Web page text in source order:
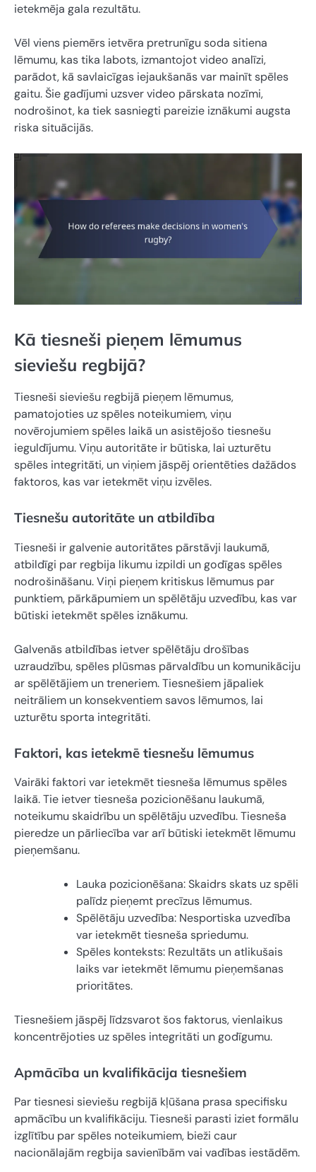
ietekmēja gala rezultātu.
Vēl viens piemērs ietvēra pretrunīgu soda sitiena
lēmumu, kas tika labots, izmantojot video analīzi,
parādot, kā savlaicīgas iejaukšanās var mainīt spēles
gaitu. Šie gadījumi uzsver video pārskata nozīmi,
nodrošinot, ka tiek sasniegti pareizie iznākumi augsta
riska situācijās.
Kā tiesneši pieņem lēmumus
sieviešu regbijā?
Tiesneši sieviešu regbijā pieņem lēmumus,
pamatojoties uz spēles noteikumiem, viņu
novērojumiem spēles laikā un asistējošo tiesnešu
ieguldījumu. Viņu autoritāte ir būtiska, lai uzturētu
spēles integritāti, un viņiem jāspēj orientēties dažādos
faktoros, kas var ietekmēt viņu izvēles.
Tiesnešu autoritāte un atbildība
Tiesneši ir galvenie autoritātes pārstāvji laukumā,
atbildīgi par regbija likumu izpildi un godīgas spēles
nodrošināšanu. Viņi pieņem kritiskus lēmumus par
punktiem, pārkāpumiem un spēlētāju uzvedību, kas var
būtiski ietekmēt spēles iznākumu.
Galvenās atbildības ietver spēlētāju drošības
uzraudzību, spēles plūsmas pārvaldību un komunikāciju
ar spēlētājiem un treneriem. Tiesnešiem jāpaliek
neitrāliem un konsekventiem savos lēmumos, lai
uzturētu sporta integritāti.
Faktori, kas ietekmē tiesnešu lēmumus
Vairāki faktori var ietekmēt tiesneša lēmumus spēles
laikā. Tie ietver tiesneša pozicionēšanu laukumā,
noteikumu skaidrību un spēlētāju uzvedību. Tiesneša
pieredze un pārliecība var arī būtiski ietekmēt lēmumu
pieņemšanu.
Lauka pozicionēšana: Skaidrs skats uz spēli
palīdz pieņemt precīzus lēmumus.
Spēlētāju uzvedība: Nesportiska uzvedība
var ietekmēt tiesneša spriedumu.
Spēles konteksts: Rezultāts un atlikušais
laiks var ietekmēt lēmumu pieņemšanas
prioritātes.
Tiesnešiem jāspēj līdzsvarot šos faktorus, vienlaikus
koncentrējoties uz spēles integritāti un godīgumu.
Apmācība un kvalifikācija tiesnešiem
Par tiesnesi sieviešu regbijā kļūšana prasa specifisku
apmācību un kvalifikāciju. Tiesneši parasti iziet formālu
izglītību par spēles noteikumiem, bieži caur
nacionālajām regbija savienībām vai vadības iestādēm.